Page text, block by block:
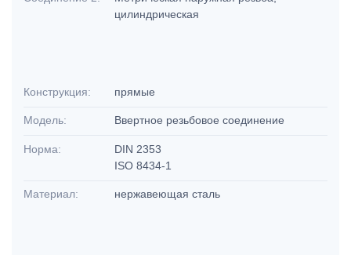
цилиндрическая
Конструкция: прямые
Модель: Ввертное резьбовое соединение
Норма:
DIN 2353
ISO 8434-1
Материал: нержавеющая сталь